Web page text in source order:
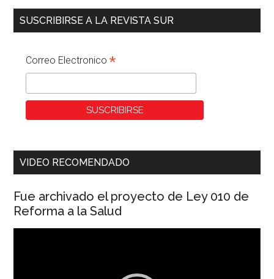
SUSCRIBIRSE A LA REVISTA SUR
Correo Electronico*
VIDEO RECOMENDADO
Fue archivado el proyecto de Ley 010 de
Reforma a la Salud